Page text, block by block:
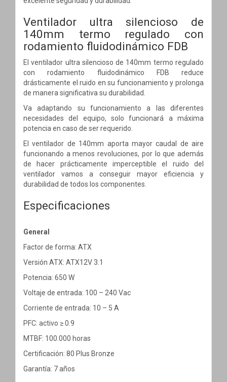
Ventilador ultra silencioso de
140mm termo regulado con
rodamiento fluidodinámico FDB
El ventilador ultra silencioso de 140mm termo regulado
con rodamiento fluidodinámico FDB reduce
drásticamente el ruido en su funcionamiento y prolonga
de manera significativa su durabilidad.
Va adaptando su funcionamiento a las diferentes
necesidades del equipo, solo funcionará a máxima
potencia en caso de ser requerido.
El ventilador de 140mm aporta mayor caudal de aire
funcionando a menos revoluciones, por lo que además
de hacer prácticamente imperceptible el ruido del
ventilador vamos a conseguir mayor eficiencia y
durabilidad de todos los componentes.
Especificaciones
General
Factor de forma: ATX
Versión ATX: ATX12V 3.1
Potencia: 650 W
Voltaje de entrada: 100 – 240 Vac
Corriente de entrada: 10 – 5 A
PFC: activo ≥ 0.9
MTBF: 100.000 horas
Certificación: 80 Plus Bronze
Garantía: 7 años